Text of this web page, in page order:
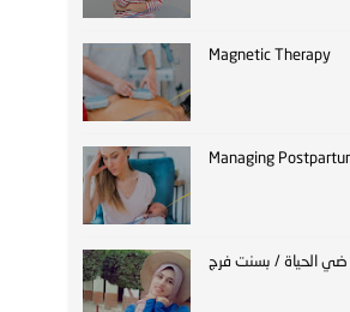
Magnetic Therapy
Managing
ضي الحياة / بسنت فرج